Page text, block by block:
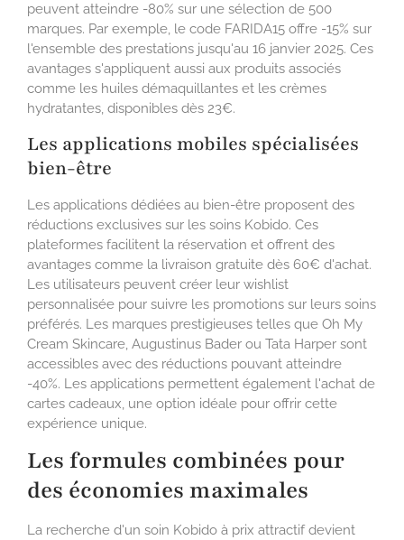
peuvent atteindre -80% sur une sélection de 500
marques. Par exemple, le code FARIDA15 offre -15% sur
l'ensemble des prestations jusqu'au 16 janvier 2025. Ces
avantages s'appliquent aussi aux produits associés
comme les huiles démaquillantes et les crèmes
hydratantes, disponibles dès 23€.
Les applications mobiles spécialisées
bien-être
Les applications dédiées au bien-être proposent des
réductions exclusives sur les soins Kobido. Ces
plateformes facilitent la réservation et offrent des
avantages comme la livraison gratuite dès 60€ d'achat.
Les utilisateurs peuvent créer leur wishlist
personnalisée pour suivre les promotions sur leurs soins
préférés. Les marques prestigieuses telles que Oh My
Cream Skincare, Augustinus Bader ou Tata Harper sont
accessibles avec des réductions pouvant atteindre
-40%. Les applications permettent également l'achat de
cartes cadeaux, une option idéale pour offrir cette
expérience unique.
Les formules combinées pour
des économies maximales
La recherche d'un soin Kobido à prix attractif devient